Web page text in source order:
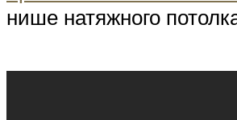
нише натяжного